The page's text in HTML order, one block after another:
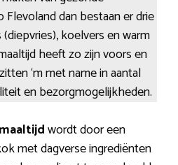
Flevoland dan bestaan er drie
koelvers en warm
heeft zo zijn voors en
‘m met name in aantal
en bezorgmogelijkheden.
wordt door een
met dagverse ingrediënten